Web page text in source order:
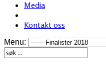
Media
Kontakt oss
Menu: